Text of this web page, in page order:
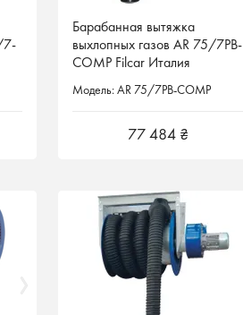
7-
7-
Барабанная вытяжка
выхлопных газов AR 75/7PB-
COMP Filcar Италия
Модель: AR 75/7PB-COMP
77 484 ₴
Барабанная вытяжка
выхлопных газов AR 75/7PB-
COMP Filcar Италия
Модель: AR 75/7PB-COMP
77 484 ₴